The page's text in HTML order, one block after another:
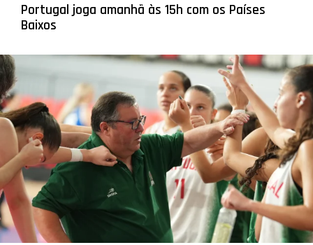
Portugal joga amanhã às 15h com os Países
Baixos